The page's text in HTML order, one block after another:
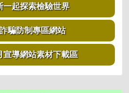
一起探索檢驗世界
騙防制專區網站
宣導網站素材下載區